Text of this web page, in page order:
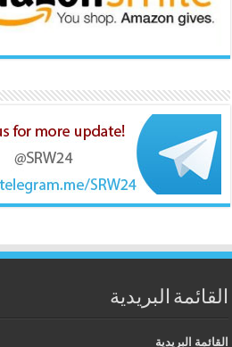
القائمة البريدية
القائمة البريدية